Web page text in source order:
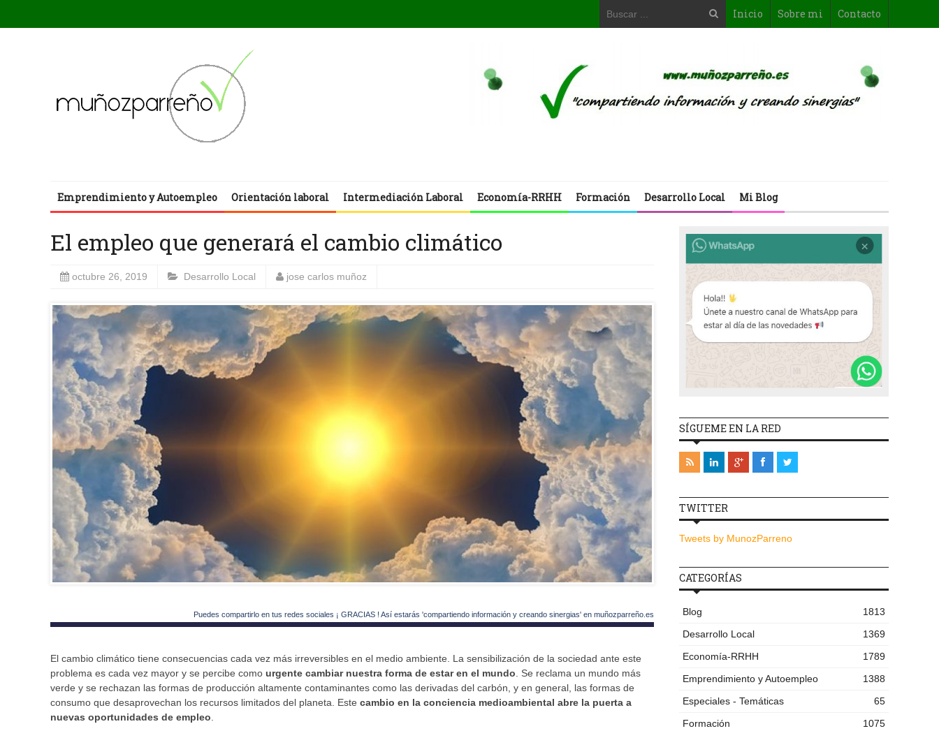
Inicio Sobre mi Contacto
Emprendimiento y Autoempleo Orientación laboral Intermediación Laboral Economía-RRHH Formación Desarrollo Local Mi Blog
El empleo que generará el cambio climático
octubre 26, 2019 Desarrollo Local jose carlos muñoz
Puedes compartirlo en tus redes sociales ¡ GRACIAS ! Así estarás 'compartiendo información y creando sinergias' en muñozparreño.es
El cambio climático tiene consecuencias cada vez más irreversibles en el medio ambiente. La sensibilización de la sociedad ante este
problema es cada vez mayor y se percibe como urgente cambiar nuestra forma de estar en el mundo. Se reclama un mundo más
verde y se rechazan las formas de producción altamente contaminantes como las derivadas del carbón, y en general, las formas de
consumo que desaprovechan los recursos limitados del planeta. Este cambio en la conciencia medioambiental abre la puerta a
nuevas oportunidades de empleo.
SÍGUEME EN LA RED
TWITTER
Tweets by MunozParreno
CATEGORÍAS
Blog
1813
Desarrollo Local
1369
Economía-RRHH
1789
Emprendimiento y Autoempleo
1388
Especiales - Temáticas
65
Formación
1075